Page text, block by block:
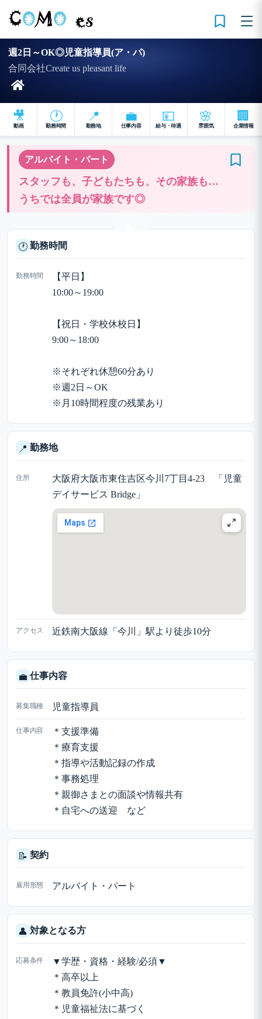
週2日～OK◎児童指導員(ア・パ)
合同会社Create us pleasant life
🎥
動画
🕐
勤務時間
📍
勤務地
💼
仕事内容
💴
給与・待遇
🌸
雰囲気
🏢
企業情報
アルバイト・パート
スタッフも、子どもたちも、その家族も…
うちでは全員が家族です◎
🕐 勤務時間
勤務時間
【平日】
10:00～19:00
【祝日・学校休校日】
9:00～18:00
※それぞれ休憩60分あり
※週2日～OK
※月10時間程度の残業あり
📍 勤務地
住所
大阪府大阪市東住吉区今川7丁目4-23 「児童
デイサービス Bridge」
アクセス 近鉄南大阪線「今川」駅より徒歩10分
💼 仕事内容
募集職種 児童指導員
仕事内容
＊支援準備
＊療育支援
＊指導や活動記録の作成
＊事務処理
＊親御さまとの面談や情報共有
＊自宅への送迎 など
📝 契約
雇用形態 アルバイト・パート
👤 対象となる方
応募条件
▼学歴・資格・経験/必須▼
＊高卒以上
＊教員免許(小中高)
＊児童福祉法に基づく